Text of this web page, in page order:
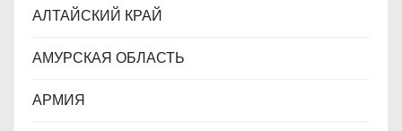
АЛТАЙСКИЙ КРАЙ
АМУРСКАЯ ОБЛАСТЬ
АРМИЯ